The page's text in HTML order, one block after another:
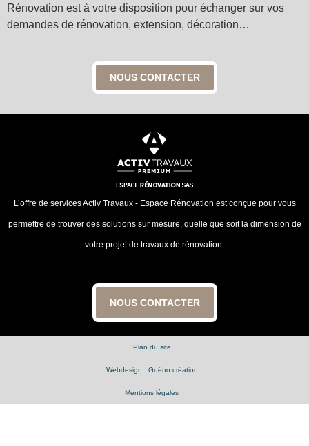
Rénovation est à votre disposition pour échanger sur vos
demandes de rénovation, extension, décoration…
NOUS CONTACTER
L’offre de services Activ Travaux - Espace Rénovation est conçue pour vous
permettre de trouver des solutions sur mesure, quelle que soit la dimension de
votre projet de travaux de rénovation.
NOUS CONTACTER
Plan du site
Webdesign : Guéno création
Mentions légales